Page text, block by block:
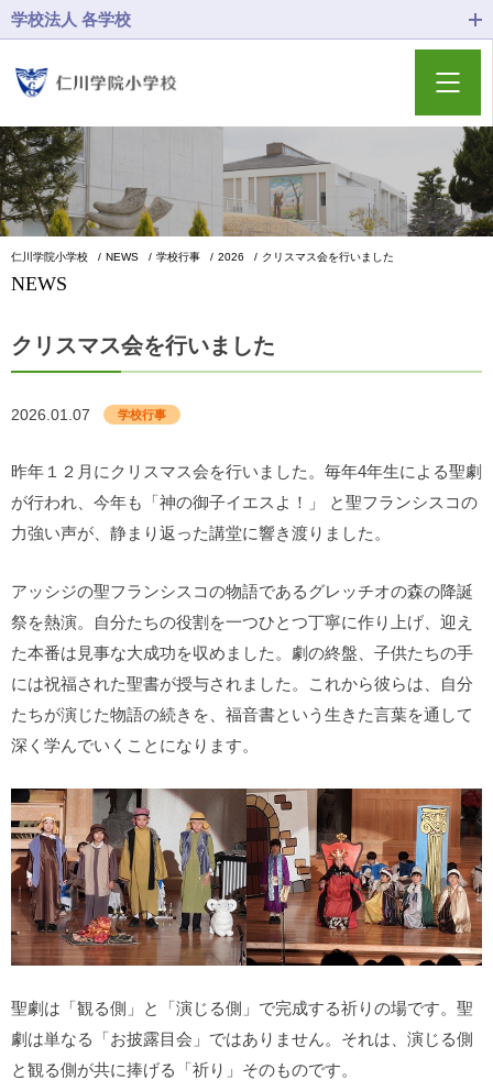
学校法人 各学校
仁川学院小学校 NEWS 学校行事 2026 クリスマス会を行いました
NEWS
クリスマス会を行いました
2026.01.07 学校行事
昨年１２月にクリスマス会を行いました。毎年4年生による聖劇
が行われ、今年も「神の御子イエスよ！」 と聖フランシスコの
力強い声が、静まり返った講堂に響き渡りました。
アッシジの聖フランシスコの物語であるグレッチオの森の降誕
祭を熱演。自分たちの役割を一つひとつ丁寧に作り上げ、迎え
た本番は見事な大成功を収めました。劇の終盤、子供たちの手
には祝福された聖書が授与されました。これから彼らは、自分
たちが演じた物語の続きを、福音書という生きた言葉を通して
深く学んでいくことになります。
聖劇は「観る側」と「演じる側」で完成する祈りの場です。聖
劇は単なる「お披露目会」ではありません。それは、演じる側
と観る側が共に捧げる「祈り」そのものです。